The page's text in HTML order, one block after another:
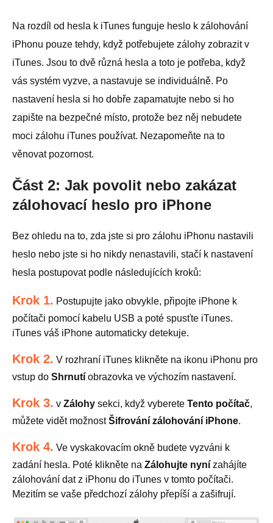
Na rozdíl od hesla k iTunes funguje heslo k zálohování
iPhonu pouze tehdy, když potřebujete zálohy zobrazit v
iTunes. Jsou to dvě různá hesla a toto je potřeba, když
vás systém vyzve, a nastavuje se individuálně. Po
nastavení hesla si ho dobře zapamatujte nebo si ho
zapište na bezpečné místo, protože bez něj nebudete
moci zálohu iTunes používat. Nezapomeňte na to
věnovat pozornost.
Část 2: Jak povolit nebo zakázat
zálohovací heslo pro iPhone
Bez ohledu na to, zda jste si pro zálohu iPhonu nastavili
heslo nebo jste si ho nikdy nenastavili, stačí k nastavení
hesla postupovat podle následujících kroků:
Krok 1. Postupujte jako obvykle, připojte iPhone k
počítači pomocí kabelu USB a poté spusťte iTunes.
iTunes váš iPhone automaticky detekuje.
Krok 2. V rozhraní iTunes klikněte na ikonu iPhonu pro
vstup do Shrnutí obrazovka ve výchozím nastavení.
Krok 3. v Zálohy sekci, když vyberete Tento počítač,
můžete vidět možnostŠifrování zálohování iPhone.
Krok 4. Ve vyskakovacím okně budete vyzváni k
zadání hesla. Poté klikněte na Zálohujte nyní zahájíte
zálohování dat z iPhonu do iTunes v tomto počítači.
Mezitím se vaše předchozí zálohy přepíší a zašifrují.